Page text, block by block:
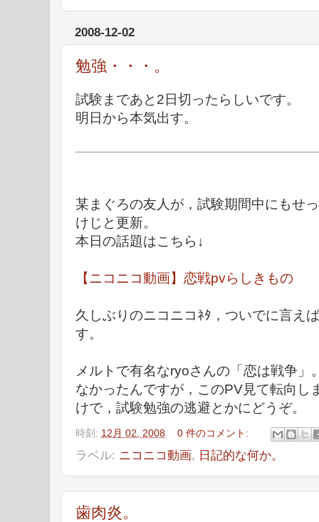
2008-12-02
勉強・・・。
試験まであと2日切ったらしいです。
明日から本気出す。
某まぐろの友人が，試験期間中にもせ
けじと更新。
本日の話題はこちら↓
【ニコニコ動画】恋戦pvらしきもの
久しぶりのニコニコﾈﾀ，ついでに言え
す。
メルトで有名なryoさんの「恋は戦争」
なかったんですが，このPV見て転向し
けで，試験勉強の逃避とかにどうぞ。
時刻: 12月 02, 2008 0 件のコメント:
ラベル: ニコニコ動画, 日記的な何か。
歯肉炎。